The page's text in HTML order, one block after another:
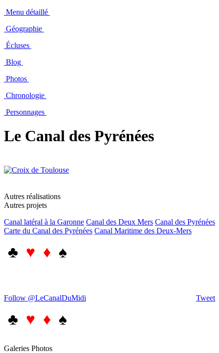
Menu détaillé
Géographie
Écluses
Blog
Photos
Chronologie
Personnages
Le Canal des Pyrénées
Autres réalisations
Autres projets
Canal latéral à la Garonne Canal des Deux Mers Canal des Pyrénées
Carte du Canal des Pyrénées Canal Maritime des Deux-Mers
♣ ♥ ♦ ♠
Tweet
Follow @LeCanalDuMidi
♣ ♥ ♦ ♠
Galeries Photos